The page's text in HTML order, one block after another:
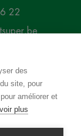
des
site, pour
améliorer et
plus
22